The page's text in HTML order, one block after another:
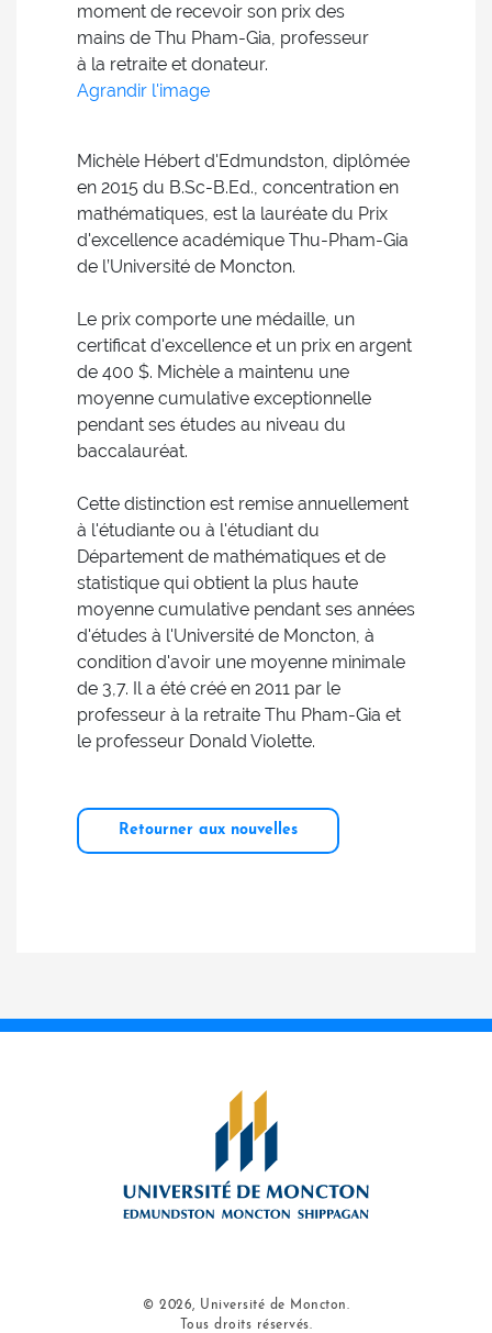
moment de recevoir son prix des
mains de Thu Pham-Gia, professeur
à la retraite et donateur.
Agrandir l'image
Michèle Hébert d'Edmundston, diplômée
en 2015 du B.Sc-B.Ed., concentration en
mathématiques, est la lauréate du Prix
d'excellence académique Thu-Pham-Gia
de l’Université de Moncton.
Le prix comporte une médaille, un
certificat d'excellence et un prix en argent
de 400 $. Michèle a maintenu une
moyenne cumulative exceptionnelle
pendant ses études au niveau du
baccalauréat.
Cette distinction est remise annuellement
à l'étudiante ou à l'étudiant du
Département de mathématiques et de
statistique qui obtient la plus haute
moyenne cumulative pendant ses années
d'études à l'Université de Moncton, à
condition d'avoir une moyenne minimale
de 3,7. Il a été créé en 2011 par le
professeur à la retraite Thu Pham-Gia et
le professeur Donald Violette.
Retourner aux nouvelles
© 2026, Université de Moncton.
Tous droits réservés.